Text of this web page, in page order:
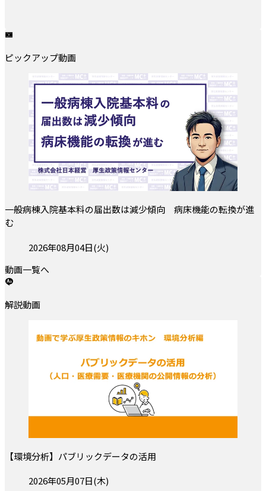
ピックアップ動画
一般病棟入院基本料の届出数は減少傾向 病床機能の転換が進
む
投稿日:2026年08月04日(火)
動画一覧へ
解説動画
【環境分析】パブリックデータの活用
投稿日:2026年05月07日(木)